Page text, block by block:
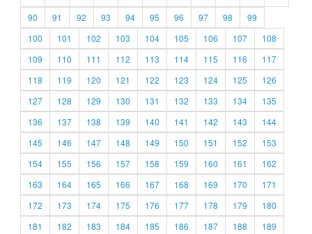
90
91 92 93 94 95 96 97 98
99
100
101 102 103 104 105 106 107
108
109
110 111 112 113 114 115 116
117
118
119 120 121 122 123 124 125
126
127
128 129 130 131 132 133 134
135
136
137 138 139 140 141 142 143
144
145
146 147 148 149 150 151 152
153
154
155 156 157 158 159 160 161
162
163
164 165 166 167 168 169 170
171
172
173 174 175 176 177 178 179
180
181
182 183 184 185 186 187 188
189